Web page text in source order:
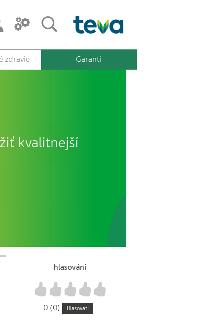
zdravie Garanti
kvalitnejší
hlasování
4
3
2
1
0 (0) Hlasovat!